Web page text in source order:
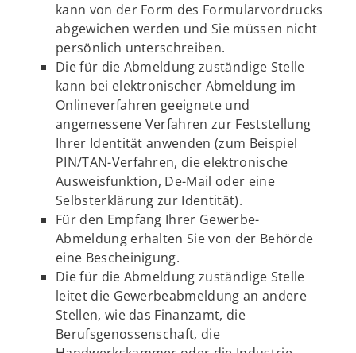
kann von der Form des Formularvordrucks
abgewichen werden und Sie müssen nicht
persönlich unterschreiben.
Die für die Abmeldung zuständige Stelle
kann bei elektronischer Abmeldung im
Onlineverfahren geeignete und
angemessene Verfahren zur Feststellung
Ihrer Identität anwenden (zum Beispiel
PIN/TAN-Verfahren, die elektronische
Ausweisfunktion, De-Mail oder eine
Selbsterklärung zur Identität).
Für den Empfang Ihrer Gewerbe-
Abmeldung erhalten Sie von der Behörde
eine Bescheinigung.
Die für die Abmeldung zuständige Stelle
leitet die Gewerbeabmeldung an andere
Stellen, wie das Finanzamt, die
Berufsgenossenschaft, die